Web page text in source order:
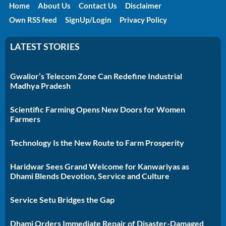
Home About Us Contact Us
Disclaimer
Own RSS feed
SignUp/Login Privacy Policy
LATEST STORIES
Gwalior’s Telecom Zone Can Redefine Industrial
Madhya Pradesh
Scientific Farming Opens New Doors for Women
Farmers
Technology Is the New Route to Farm Prosperity
Haridwar Sees Grand Welcome for Kanwariyas as
Dhami Blends Devotion, Service and Culture
Service Setu Bridges the Gap
Dhami Orders Immediate Repair of Disaster-Damaged